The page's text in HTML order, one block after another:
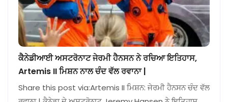
ਕੈਨੇਡੀਆਈ ਅਸਟਰੋਨਾਟ ਜੇਰਮੀ ਹੈਨਸਨ ਨੇ ਰਚਿਆ ਇਤਿਹਾਸ,
Artemis II ਮਿਸ਼ਨ ਨਾਲ ਚੰਦ ਵੱਲ ਰਵਾਨਾ |
Share this post via:Artemis II ਮਿਸ਼ਨ: ਜੇਰਮੀ ਹੈਨਸਨ ਚੰਦ ਵੱਲ